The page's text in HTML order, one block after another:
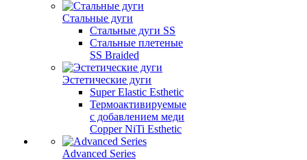
Стальные дуги
Стальные дуги SS
Стальные плетеные
SS Braided
Эстетические дуги
Super Elastic Esthetic
Термоактивируемые
с добавлением меди
Copper NiTi Esthetic
Advanced Series